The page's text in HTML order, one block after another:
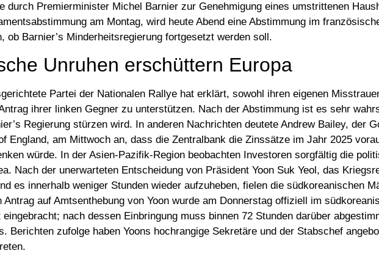
durch Premierminister Michel Barnier zur Genehmigung eines umstrittenen
am Montag, wird heute Abend eine Abstimmung im
ob Barnier’s Minderheitsregierung fortgesetzt werden soll.
Unruhen erschüttern Europa
Partei der Nationalen Rallye hat erklärt, sowohl ihren eigenen
ihrer linken Gegner zu unterstützen. Nach der Abstimmung ist es sehr
Regierung stürzen wird. In anderen Nachrichten deutete Andrew Bailey, der
England, am Mittwoch an, dass die Zentralbank die Zinssätze im Jahr 2025
würde. In der Asien-Pazifik-Region beobachten Investoren sorgfältig die
Nach der unerwarteten Entscheidung von Präsident Yoon Suk Yeol, das
es innerhalb weniger Stunden wieder aufzuheben, fielen die südkoreanischen
Antrag auf Amtsenthebung von Yoon wurde am Donnerstag offiziell im
eingebracht; nach dessen Einbringung muss binnen 72 Stunden darüber
Berichten zufolge haben Yoons hochrangige Sekretäre und der Stabschef